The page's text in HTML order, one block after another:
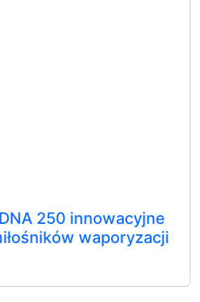
250 innowacyjne
waporyzacji